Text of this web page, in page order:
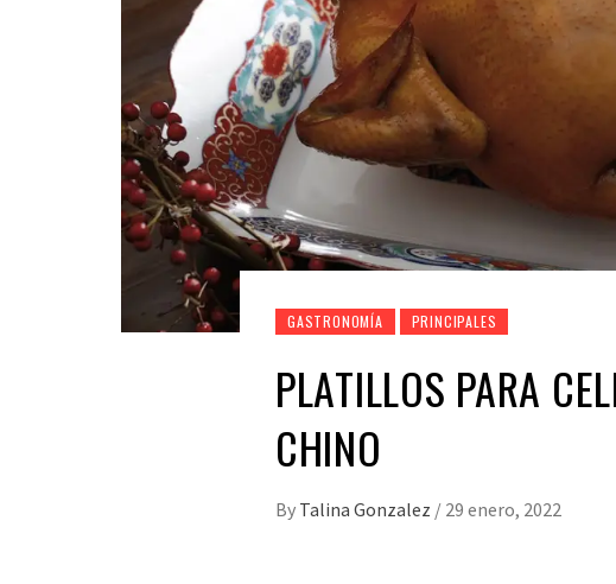
GASTRONOMÍA PRINCIPALES
PLATILLOS PARA
CHINO
By Talina Gonzalez / 29 enero, 2022